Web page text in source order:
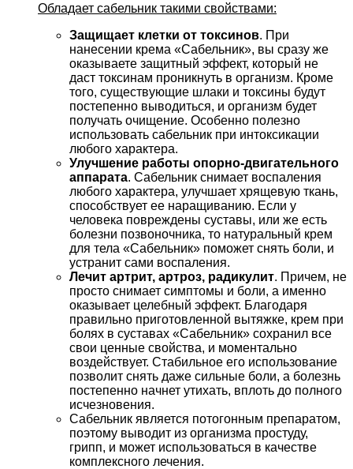
Обладает сабельник такими свойствами:
Защищает клетки от токсинов. При
нанесении крема «Сабельник», вы сразу же
оказываете защитный эффект, который не
даст токсинам проникнуть в организм. Кроме
того, существующие шлаки и токсины будут
постепенно выводиться, и организм будет
получать очищение. Особенно полезно
использовать сабельник при интоксикации
любого характера.
Улучшение работы опорно-двигательного
аппарата. Сабельник снимает воспаления
любого характера, улучшает хрящевую ткань,
способствует ее наращиванию. Если у
человека повреждены суставы, или же есть
болезни позвоночника, то натуральный крем
для тела «Сабельник» поможет снять боли, и
устранит сами воспаления.
Лечит артрит, артроз, радикулит. Причем, не
просто снимает симптомы и боли, а именно
оказывает целебный эффект. Благодаря
правильно приготовленной вытяжке, крем при
болях в суставах «Сабельник» сохранил все
свои ценные свойства, и моментально
воздействует. Стабильное его использование
позволит снять даже сильные боли, а болезнь
постепенно начнет утихать, вплоть до полного
исчезновения.
Сабельник является потогонным препаратом,
поэтому выводит из организма простуду,
грипп, и может использоваться в качестве
комплексного лечения.